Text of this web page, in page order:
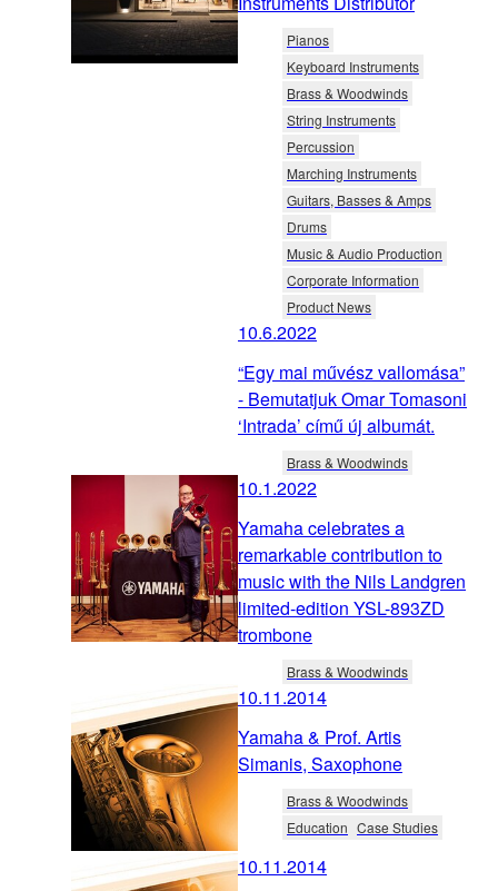
Pianos
Keyboard Instruments
Brass & Woodwinds
String Instruments
Percussion
Marching Instruments
Guitars, Basses & Amps
Drums
Music & Audio Production
Corporate Information
Product News
10.6.2022
“Egy mai művész vallomása”
- Bemutatjuk Omar Tomasoni
‘Intrada’ című új albumát.
Brass & Woodwinds
10.1.2022
Yamaha celebrates a
remarkable contribution to
music with the Nils Landgren
limited-edition YSL-893ZD
trombone
Brass & Woodwinds
10.11.2014
Yamaha & Prof. Artis
Simanis, Saxophone
Brass & Woodwinds
Education Case Studies
10.11.2014